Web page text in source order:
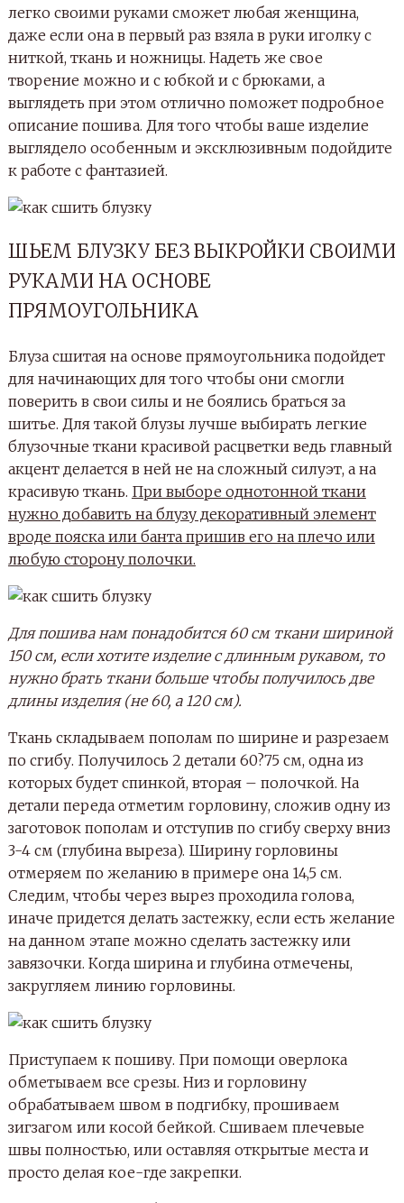
легко своими руками сможет любая женщина,
даже если она в первый раз взяла в руки иголку с
ниткой, ткань и ножницы. Надеть же свое
творение можно и с юбкой и с брюками, а
выглядеть при этом отлично поможет подробное
описание пошива. Для того чтобы ваше изделие
выглядело особенным и эксклюзивным подойдите
к работе с фантазией.
ШЬЕМ БЛУЗКУ БЕЗ ВЫКРОЙКИ СВОИМИ
РУКАМИ НА ОСНОВЕ
ПРЯМОУГОЛЬНИКА
Блуза сшитая на основе прямоугольника подойдет
для начинающих для того чтобы они смогли
поверить в свои силы и не боялись браться за
шитье. Для такой блузы лучше выбирать легкие
блузочные ткани красивой расцветки ведь главный
акцент делается в ней не на сложный силуэт, а на
красивую ткань. При выборе однотонной ткани
нужно добавить на блузу декоративный элемент
вроде пояска или банта пришив его на плечо или
любую сторону полочки.
Для пошива нам понадобится 60 см ткани шириной
150 см, если хотите изделие с длинным рукавом, то
нужно брать ткани больше чтобы получилось две
длины изделия (не 60, а 120 см).
Ткань складываем пополам по ширине и разрезаем
по сгибу. Получилось 2 детали 60?75 см, одна из
которых будет спинкой, вторая – полочкой. На
детали переда отметим горловину, сложив одну из
заготовок пополам и отступив по сгибу сверху вниз
3-4 см (глубина выреза). Ширину горловины
отмеряем по желанию в примере она 14,5 см.
Следим, чтобы через вырез проходила голова,
иначе придется делать застежку, если есть желание
на данном этапе можно сделать застежку или
завязочки. Когда ширина и глубина отмечены,
закругляем линию горловины.
Приступаем к пошиву. При помощи оверлока
обметываем все срезы. Низ и горловину
обрабатываем швом в подгибку, прошиваем
зигзагом или косой бейкой. Сшиваем плечевые
швы полностью, или оставляя открытые места и
просто делая кое-где закрепки.